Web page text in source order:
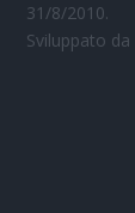
31/8/2010.
Sviluppato da